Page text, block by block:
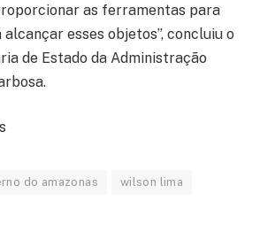
as ferramentas para
esses objetos”, concluiu o
de Estado da Administração
do amazonas wilson lima